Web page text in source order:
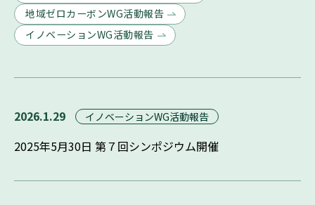
イノベーションWG活動報告
地域ゼロカーボンWG活動報告
2026.1.29 イノベーションWG活動報告
2025年5月30日 第７回シンポジウム開催